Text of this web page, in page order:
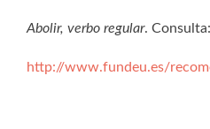
Abolir, verbo regular.
http://www.fundeu.es/